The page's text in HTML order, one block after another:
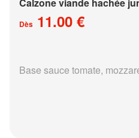
Dès 11.00 €
Base sauce tomate,